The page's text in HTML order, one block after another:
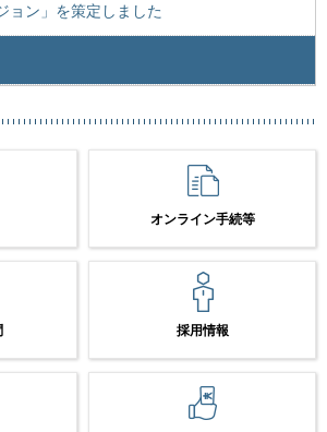
ョン」を策定しました
オンライン手続等
採用情報